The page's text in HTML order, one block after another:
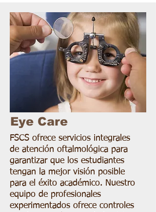
Eye Care
FSCS ofrece servicios integrales
de atención oftalmológica para
garantizar que los estudiantes
tengan la mejor visión posible
para el éxito académico. Nuestro
equipo de profesionales
experimentados ofrece controles